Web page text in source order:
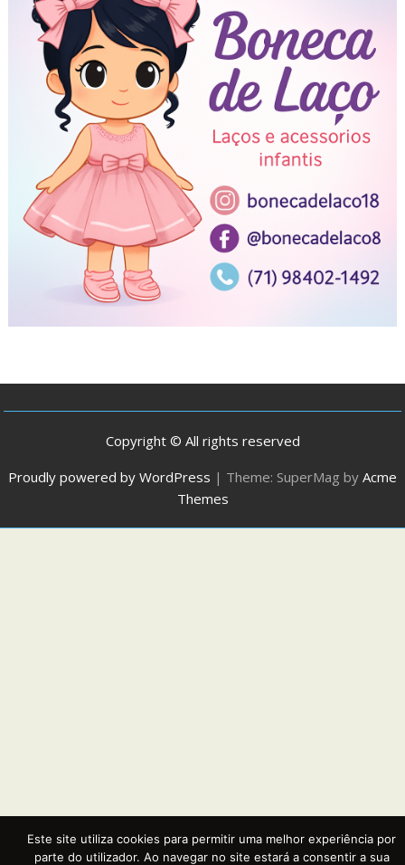
Copyright © All rights reserved
Proudly powered by WordPress | Theme: SuperMag by Acme
Themes
Este site utiliza cookies para permitir uma melhor experiência por
parte do utilizador. Ao navegar no site estará a consentir a sua